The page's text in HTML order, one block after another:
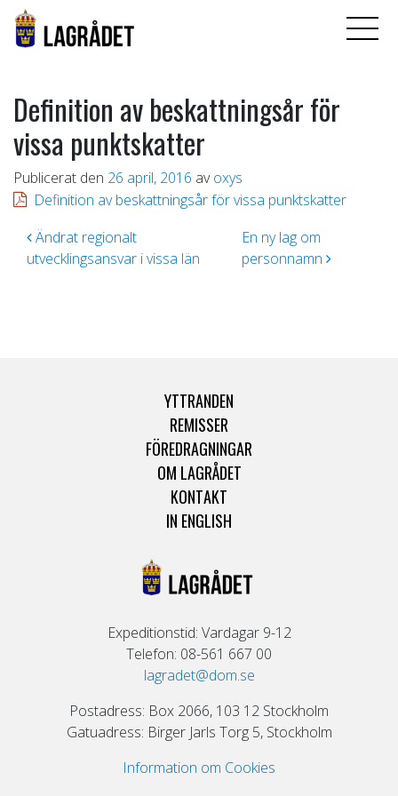
Definition av beskattningsår för
vissa punktskatter
Publicerat den 26 april, 2016 av oxys
Definition av beskattningsår för vissa punktskatter
Inläggsnavigering
Ändrat regionalt
utvecklingsansvar i vissa län
En ny lag om
personnamn
YTTRANDEN
REMISSER
FÖREDRAGNINGAR
OM LAGRÅDET
KONTAKT
IN ENGLISH
Expeditionstid: Vardagar 9-12
Telefon: 08-561 667 00
lagradet@dom.se
Postadress: Box 2066, 103 12 Stockholm
Gatuadress: Birger Jarls Torg 5, Stockholm
Information om Cookies